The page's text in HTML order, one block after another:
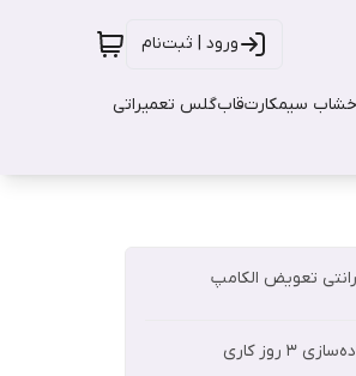
ورود | ثبت‌نام
خشاب سیمکارتقابگلس تعمیراتی
3 روز کاری